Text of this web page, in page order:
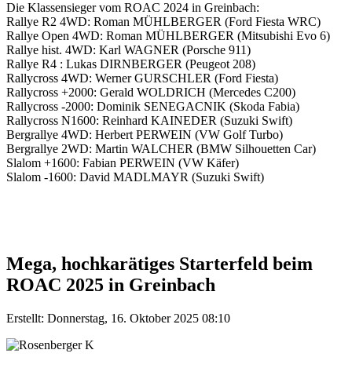
Die Klassensieger vom ROAC 2024 in Greinbach:
Rallye R2 4WD: Roman MÜHLBERGER (Ford Fiesta WRC)
Rallye Open 4WD: Roman MÜHLBERGER (Mitsubishi Evo 6)
Rallye hist. 4WD: Karl WAGNER (Porsche 911)
Rallye R4 : Lukas DIRNBERGER (Peugeot 208)
Rallycross 4WD: Werner GURSCHLER (Ford Fiesta)
Rallycross +2000: Gerald WOLDRICH (Mercedes C200)
Rallycross -2000: Dominik SENEGACNIK (Skoda Fabia)
Rallycross N1600: Reinhard KAINEDER (Suzuki Swift)
Bergrallye 4WD: Herbert PERWEIN (VW Golf Turbo)
Bergrallye 2WD: Martin WALCHER (BMW Silhouetten Car)
Slalom +1600: Fabian PERWEIN (VW Käfer)
Slalom -1600: David MADLMAYR (Suzuki Swift)
Mega, hochkarätiges Starterfeld beim
ROAC 2025 in Greinbach
Erstellt: Donnerstag, 16. Oktober 2025 08:10